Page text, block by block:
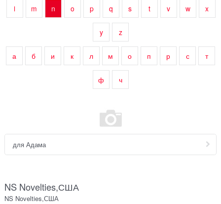
l m n o p q s t v w x
y z
а б и к л м о п р с т
ф ч
для Адама
NS Novelties,США
NS Novelties,США